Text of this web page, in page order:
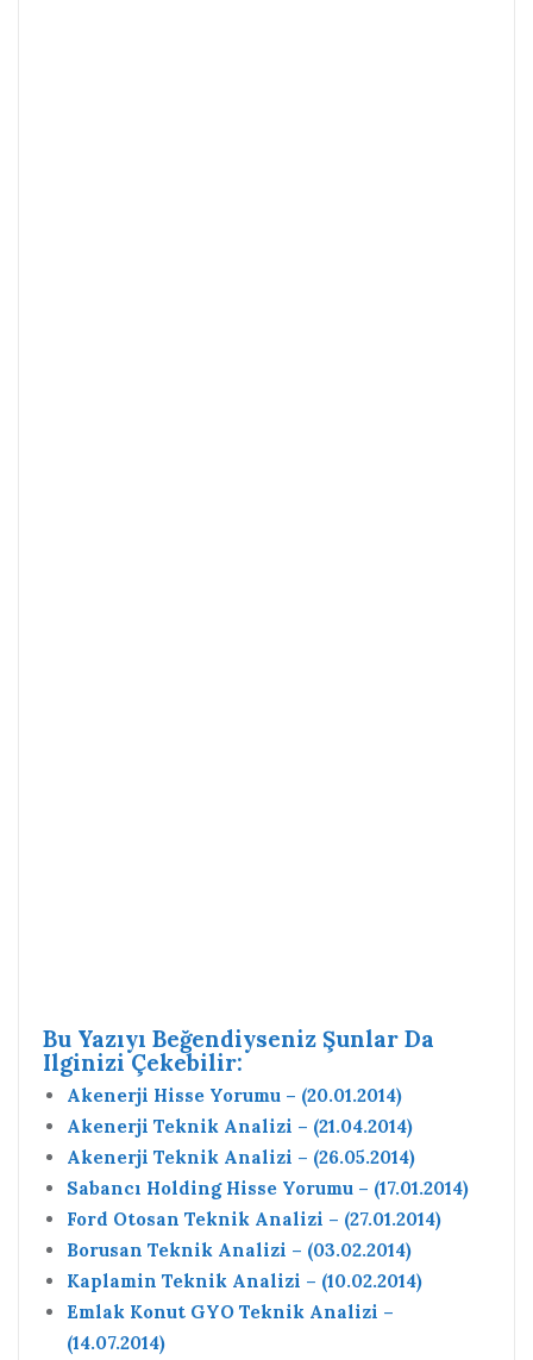
Bu Yazıyı Beğendiyseniz Şunlar Da
Ilginizi Çekebilir:
Akenerji Hisse Yorumu – (20.01.2014)
Akenerji Teknik Analizi – (21.04.2014)
Akenerji Teknik Analizi – (26.05.2014)
Sabancı Holding Hisse Yorumu – (17.01.2014)
Ford Otosan Teknik Analizi – (27.01.2014)
Borusan Teknik Analizi – (03.02.2014)
Kaplamin Teknik Analizi – (10.02.2014)
Emlak Konut GYO Teknik Analizi –
(14.07.2014)